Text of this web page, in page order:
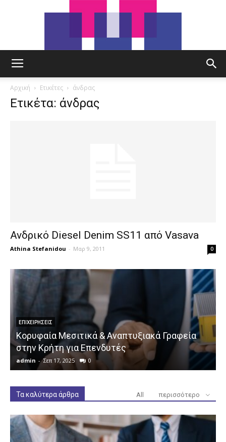
Αρχική Ετικέτες άνδρας
Ετικέτα: άνδρας
Ανδρικό Diesel Denim SS11 από Vasava
Athina Stefanidou - Μαρ 9, 2011 0
ΕΠΙΧΕΙΡΉΣΕΙΣ
Κορυφαία Μεσιτικά & Αναπτυξιακά Γραφεία
στην Κρήτη για Επενδυτές
admin - Σεπ 17, 2025 0
Τα καλύτερα άρθρα All περισσότερο